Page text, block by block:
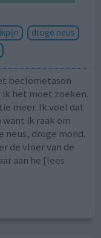
droge neus
beclometason
ik het moet zoeken.
meer. Ik voel dat
ik raak om
neus, droge mond.
de vloer van de
aan he [lees